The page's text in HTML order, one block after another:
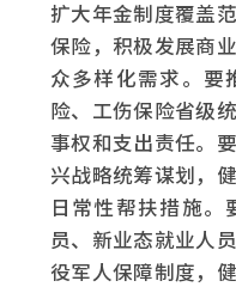
扩大年金制度覆盖
保险，积极发展商
众多样化需求。要
险、工伤保险省级
事权和支出责任。
兴战略统筹谋划，
日常性帮扶措施。
员、新业态就业人
役军人保障制度，